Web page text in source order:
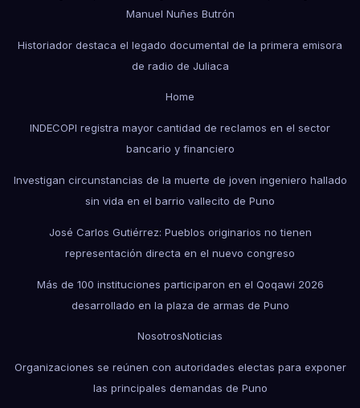
Manuel Nuñes Butrón
Historiador destaca el legado documental de la primera emisora
de radio de Juliaca
Home
INDECOPI registra mayor cantidad de reclamos en el sector
bancario y financiero
Investigan circunstancias de la muerte de joven ingeniero hallado
sin vida en el barrio vallecito de Puno
José Carlos Gutiérrez: Pueblos originarios no tienen
representación directa en el nuevo congreso
Más de 100 instituciones participaron en el Qoqawi 2026
desarrollado en la plaza de armas de Puno
NosotrosNoticias
Organizaciones se reúnen con autoridades electas para exponer
las principales demandas de Puno